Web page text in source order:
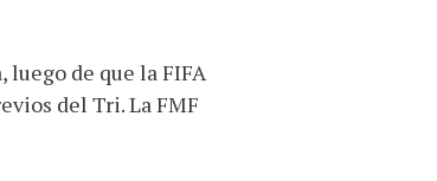
de que la FIFA
del Tri. La FMF